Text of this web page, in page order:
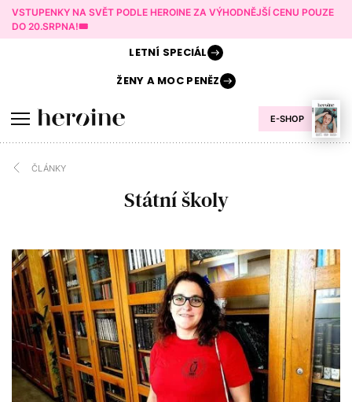
VSTUPENKY NA SVĚT PODLE HEROINE ZA VÝHODNĚJŠÍ CENU POUZE
DO 20.SRPNA!🎟️
E-SHOP
LETNÍ SPECIÁL
ŽENY AMOC PENĚZ
ČLÁNKY
Státní školy